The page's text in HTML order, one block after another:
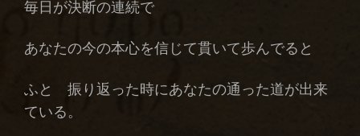
毎日が決断の連続で
あなたの今の本心を信じて貫いて歩んでると
ふと 振り返った時にあなたの通った道が出来
ている。